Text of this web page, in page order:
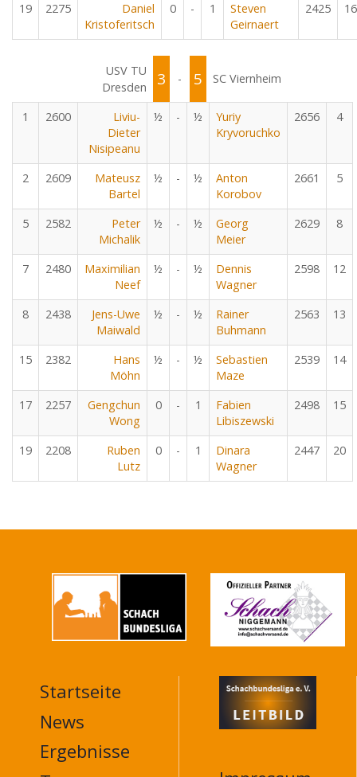
19 2275
Daniel
Kristoferitsch
0 - 1
Steven
Geirnaert
2425 16
USV TU
Dresden
3 - 5 SC Viernheim
1 2600
Liviu-
Dieter
Nisipeanu
½ - ½
Yuriy
Kryvoruchko
2656 4
2 2609
Mateusz
Bartel
½ - ½
Anton
Korobov
2661 5
5 2582
Peter
Michalik
½ - ½
Georg
Meier
2629 8
7 2480
Maximilian
Neef
½ - ½
Dennis
Wagner
2598 12
8 2438
Jens-Uwe
Maiwald
½ - ½
Rainer
Buhmann
2563 13
15 2382
Hans
Möhn
½ - ½
Sebastien
Maze
2539 14
17 2257
Gengchun
Wong
0 - 1
Fabien
Libiszewski
2498 15
19 2208
Ruben
Lutz
0 - 1
Dinara
Wagner
2447 20
MAIN
NAVIGATION
FOOTER
Startseite
News
Ergebnisse